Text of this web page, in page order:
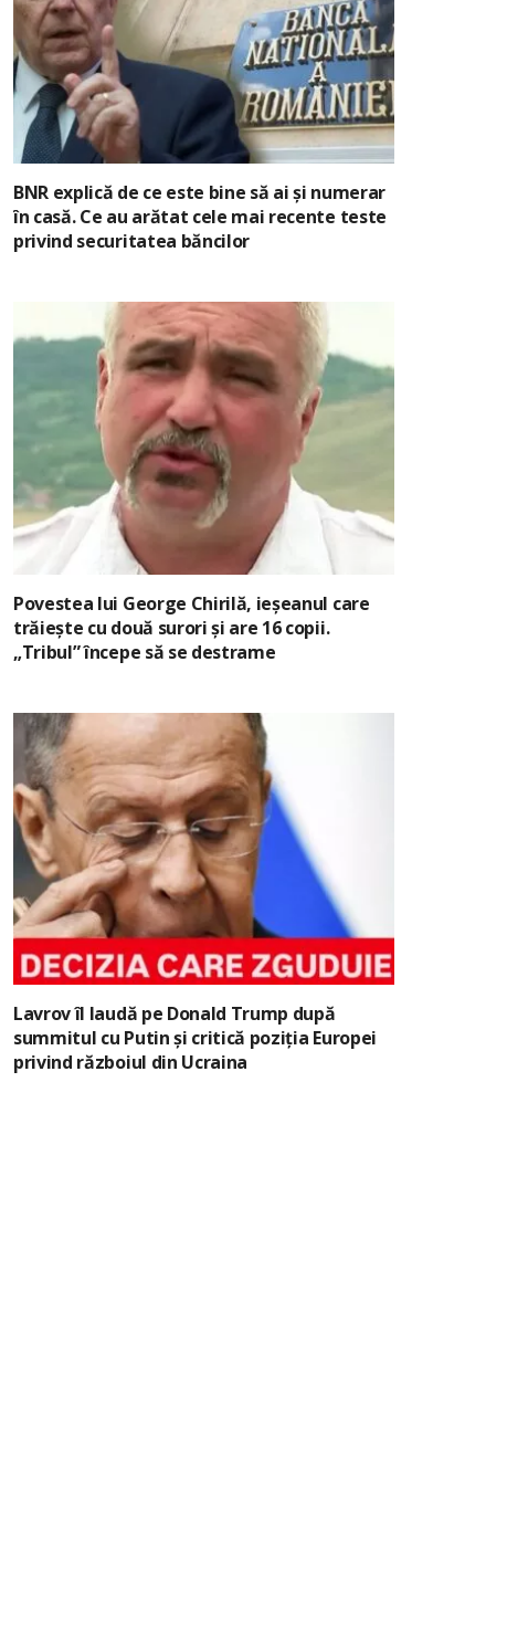
BNR explică de ce este bine să ai și numerar
în casă. Ce au arătat cele mai recente teste
privind securitatea băncilor
Povestea lui George Chirilă, ieșeanul care
trăiește cu două surori și are 16 copii.
„Tribul” începe să se destrame
Lavrov îl laudă pe Donald Trump după
summitul cu Putin și critică poziția Europei
privind războiul din Ucraina